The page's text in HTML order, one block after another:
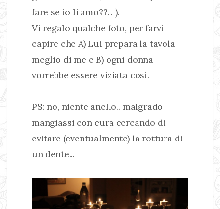
fare se io li amo??... ).
Vi regalo qualche foto, per farvi
capire che A) Lui prepara la tavola
meglio di me e B) ogni donna
vorrebbe essere viziata cosi.
PS: no, niente anello.. malgrado
mangiassi con cura cercando di
evitare (eventualmente) la rottura di
un dente...